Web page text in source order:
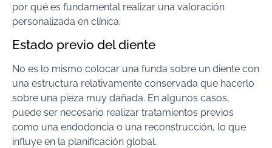
por qué es fundamental realizar una valoración
personalizada en clínica.
Estado previo del diente
No es lo mismo colocar una funda sobre un diente con
una estructura relativamente conservada que hacerlo
sobre una pieza muy dañada. En algunos casos,
puede ser necesario realizar tratamientos previos
como una endodoncia o una reconstrucción, lo que
influye en la planificación global.